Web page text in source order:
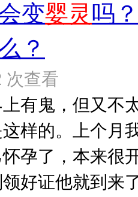
变婴灵吗
？
次查看
鬼，但又不
样的。上个月
孕了，本来很
好证他就到来